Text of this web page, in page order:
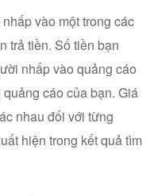
vào một trong các
trả tiền. Số tiền bạn
nhấp vào quảng cáo
cáo của bạn. Giá
nhau đối với từng
hiện trong kết quả tìm